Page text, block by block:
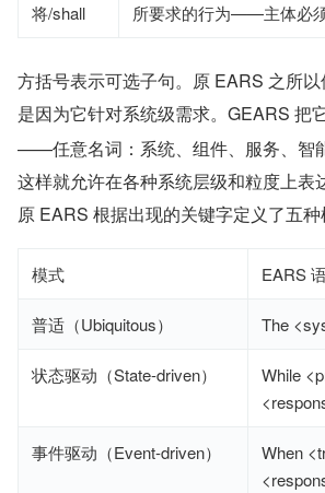
将/shall 所要求的行为——主体必
方括号表示可选子句。原 EARS 之所
是因为它针对系统级需求。GEARS 把
——任意名词：系统、组件、服务、智
这样就允许在各种系统层级和粒度上表
原 EARS 根据出现的关键字定义了五种
模式 EARS
普适（Ubiquitous） The
状态驱动（State-driven）
While
事件驱动（Event-driven）
When